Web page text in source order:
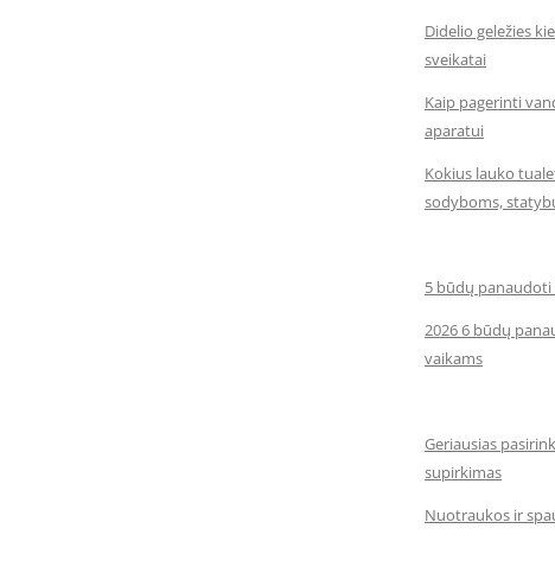
Didelio geležies
sveikatai
Kaip pagerinti
aparatui
Kokius lauko
sodyboms,
5 būdų
2026 6 būdų
vaikams
Geriausias
supirkimas
Nuotraukos ir